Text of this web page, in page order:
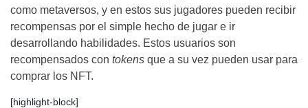
como metaversos, y en estos sus jugadores pueden recibir
recompensas por el simple hecho de jugar e ir
desarrollando habilidades. Estos usuarios son
recompensados con tokens que a su vez pueden usar para
comprar los NFT.
[highlight-block]